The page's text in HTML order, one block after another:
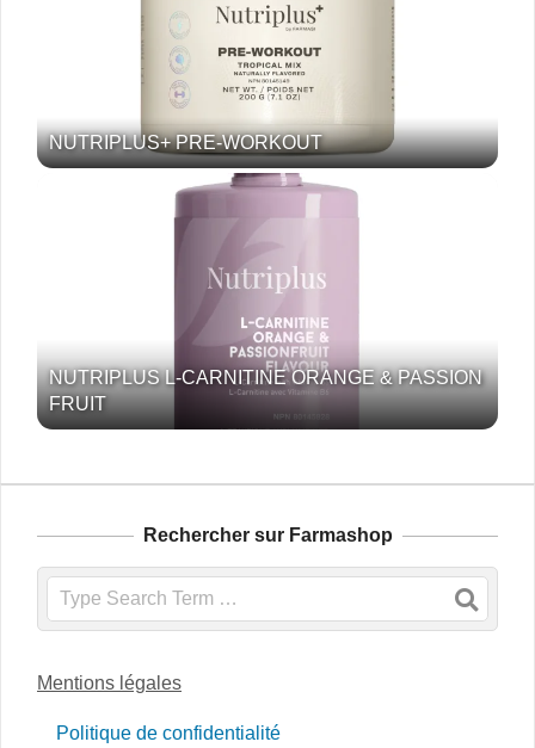
NUTRIPLUS+ PRE-WORKOUT
NUTRIPLUS L-CARNITINE ORANGE & PASSION
FRUIT
Rechercher sur Farmashop
Search
Mentions légales
Politique de confidentialité